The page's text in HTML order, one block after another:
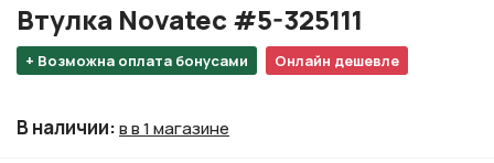
+ Возможна оплата бонусами Онлайн дешевле
Втулка Novatec #5-325111
В наличии:в в 1 магазине